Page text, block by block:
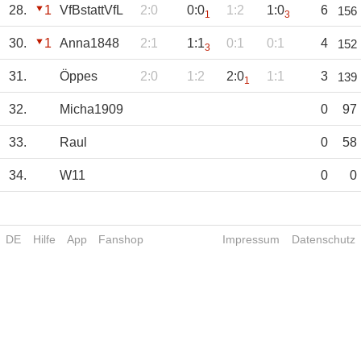
28. 1 VfBstattVfL 2:0 0:01 1:2 1:03 6 156
30. 1 Anna1848 2:1 1:13 0:1 0:1 4 152
31. Öppes 2:0 1:2 2:01 1:1 3 139
32. Micha1909 0 97
33. Raul 0 58
34. W11 0 0
DE Hilfe App Fanshop Impressum Datenschutz